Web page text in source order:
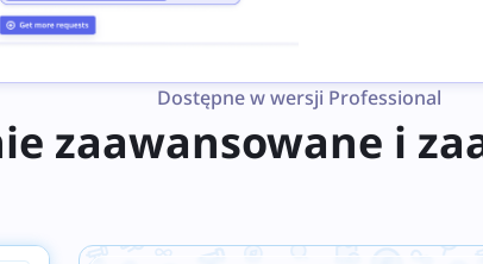
Dostępne w wersji Professional
zaawansowane i